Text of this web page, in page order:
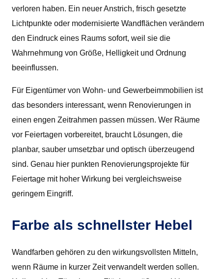
verloren haben. Ein neuer Anstrich, frisch gesetzte
Lichtpunkte oder modernisierte Wandflächen verändern
den Eindruck eines Raums sofort, weil sie die
Wahrnehmung von Größe, Helligkeit und Ordnung
beeinflussen.
Für Eigentümer von Wohn- und Gewerbeimmobilien ist
das besonders interessant, wenn Renovierungen in
einen engen Zeitrahmen passen müssen. Wer Räume
vor Feiertagen vorbereitet, braucht Lösungen, die
planbar, sauber umsetzbar und optisch überzeugend
sind. Genau hier punkten Renovierungsprojekte für
Feiertage mit hoher Wirkung bei vergleichsweise
geringem Eingriff.
Farbe als schnellster Hebel
Wandfarben gehören zu den wirkungsvollsten Mitteln,
wenn Räume in kurzer Zeit verwandelt werden sollen.